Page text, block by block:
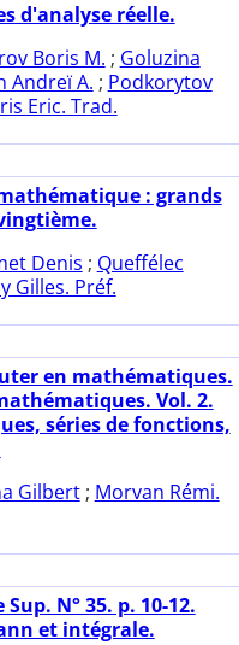
d'analyse réelle.
Boris M. ; Goluzina
Andreï A. ; Podkorytov
Eric. Trad.
: grands
Denis ; Queffélec
Gilles. Préf.
en mathématiques.
Vol. 2.
séries de fonctions,
Gilbert; Morvan Rémi.
N° 35. p. 10-12.
et intégrale.